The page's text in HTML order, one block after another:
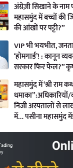
अंग्रेज़ी सिखाने के नाम
महासमुंद में बच्चों की
की आंखों पर पट्टी?”
VIP भी भयभीत,
‘होमगार्ड’! : कानून
सरकार फिर फेल?”
महासमुंद में ‘श्री राम
निजी अस्पतालों से
में… पसीना महासमुंद में!